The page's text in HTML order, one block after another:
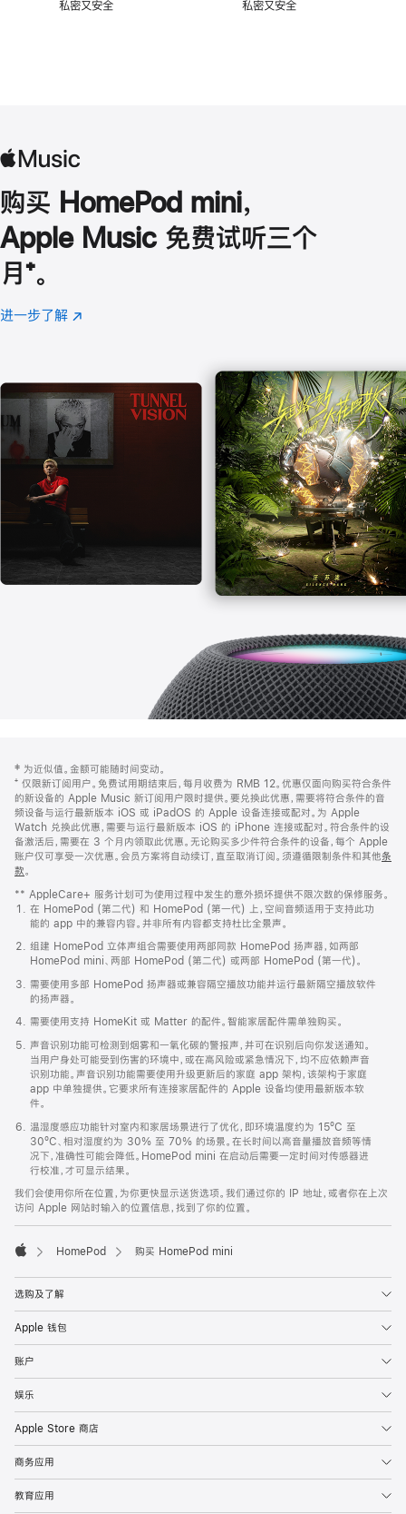
私密又安全 私密又安全
购买 HomePod mini，
Apple Music 免费试听三个
月 脚
注
⁺。
进一步了解 Apple
(在
口
中
打
开)
页
页
脚
注
‡ 为近似值。金额可能随时间变动。
⁺ 仅限新订阅用户。免费试用期结束后，每月收费为 RMB 12。优惠仅面向购买符合条件
的新设备的 Apple Music 新订阅用户限时提供。要兑换此优惠，需要将符合条件的音
频设备与运行最新版本 iOS 或 iPadOS 的 Apple 设备连接或配对。为 Apple
Watch 兑换此优惠，需要与运行最新版本 iOS 的 iPhone 连接或配对。符合条件的设
备激活后，需要在 3 个月内领取此优惠。无论购买多少件符合条件的设备，每个 Apple
账户仅可享受一次优惠。会员方案将自动续订，直至取消订阅。须遵循限制条件和其他条
款。
窗
口
中
打
开)
** AppleCare+ 服务计划可为使用过程中发生的意外损坏提供不限次数的保修服务。
在 HomePod (第二代) 和 HomePod (第一代) 上，空间音频适用于支持此功
能的 app 中的兼容内容。并非所有内容都支持杜比全景声。
组建 HomePod 立体声组合需要使用两部同款 HomePod 扬声器，如两部
HomePod mini、两部 HomePod (第二代) 或两部 HomePod (第一代)。
需要使用多部 HomePod 扬声器或兼容隔空播放功能并运行最新隔空播放软件
的扬声器。
需要使用支持 HomeKit 或 Matter 的配件。智能家居配件需单独购买。
声音识别功能可检测到烟雾和一氧化碳的警报声，并可在识别后向你发送通知。
当用户身处可能受到伤害的环境中，或在高风险或紧急情况下，均不应依赖声音
识别功能。声音识别功能需要使用升级更新后的家庭 app 架构，该架构于家庭
app 中单独提供。它要求所有连接家居配件的 Apple 设备均使用最新版本软
件。
温湿度感应功能针对室内和家居场景进行了优化，即环境温度约为 15ºC 至
30ºC、相对湿度约为 30% 至 70% 的场景。在长时间以高音量播放音频等情
况下，准确性可能会降低。HomePod mini 在启动后需要一定时间对传感器进
行校准，才可显示结果。
我们会使用你所在位置，为你更快显示送货选项。我们通过你的 IP 地址，或者你在上次
访问 Apple 网站时输入的位置信息，找到了你的位置。
HomePod 购买 HomePod mini
选购及了解
Apple 钱包
账户
娱乐
Apple Store 商店
商务应用
教育应用